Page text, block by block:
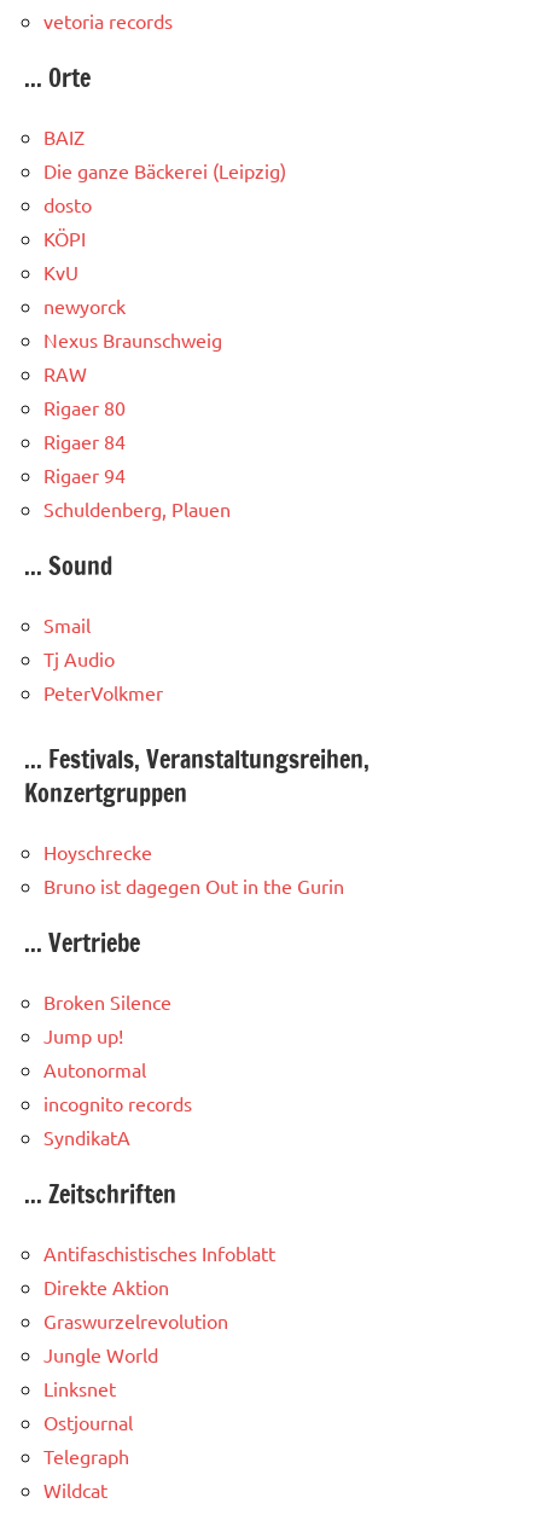
vetoria records
... Orte
BAIZ
Die ganze Bäckerei (Leipzig)
dosto
KÖPI
KvU
newyorck
Nexus Braunschweig
RAW
Rigaer 80
Rigaer 84
Rigaer 94
Schuldenberg, Plauen
... Sound
Smail
Tj Audio
PeterVolkmer
... Festivals, Veranstaltungsreihen,
Konzertgruppen
Hoyschrecke
Bruno ist dagegen Out in the Gurin
... Vertriebe
Broken Silence
Jump up!
Autonormal
incognito records
SyndikatA
... Zeitschriften
Antifaschistisches Infoblatt
Direkte Aktion
Graswurzelrevolution
Jungle World
Linksnet
Ostjournal
Telegraph
Wildcat